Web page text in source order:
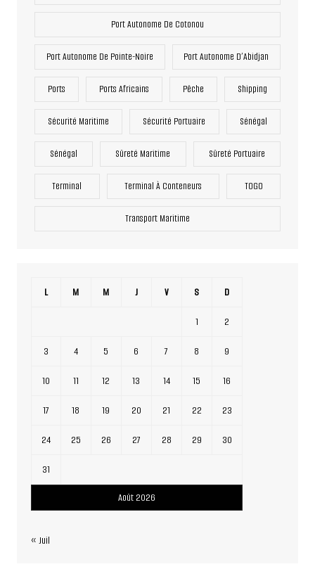
Port Autonome De Cotonou
Port Autonome De Pointe-Noire Port Autonome D’Abidjan
Ports Ports Africains Pêche Shipping
Sécurité Maritime Sécurité Portuaire Sénégal
Sénégal Sûreté Maritime Sûreté Portuaire
Terminal Terminal À Conteneurs TOGO
Transport Maritime
Août 2026
L M M J V S D
1 2
3 4 5 6 7 8 9
10 11 12 13 14 15 16
17 18 19 20 21 22 23
24 25 26 27 28 29 30
31
« Juil